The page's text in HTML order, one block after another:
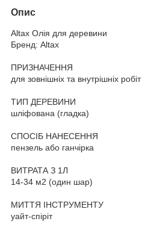
Опис
Altax Олія для деревини
Бренд: Altax
ПРИЗНАЧЕННЯ
для зовнішніх та внутрішніх робіт
ТИП ДЕРЕВИНИ
шліфована (гладка)
СПОСІБ НАНЕСЕННЯ
пензель або ганчірка
ВИТРАТА З 1Л
14-34 м2 (один шар)
МИТТЯ ІНСТРУМЕНТУ
уайт-спіріт